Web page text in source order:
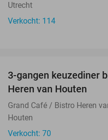
Utrecht
Verkocht: 114
3-gangen keuzediner
Heren van Houten
Grand Café / Bistro Heren
Houten
Verkocht: 70